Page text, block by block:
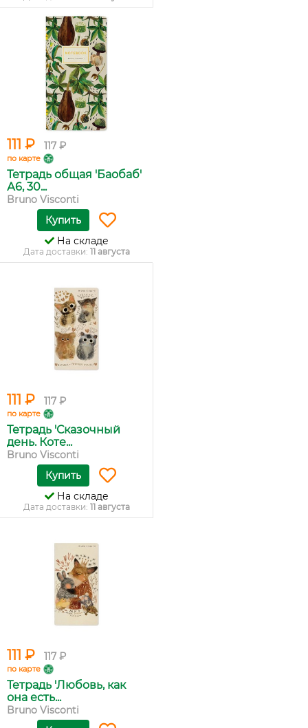
111 ₽ 117 ₽
по карте
Тетрадь общая 'Баобаб'
А6, 30...
Bruno Visconti
Купить
На складе
Дата доставки: 11 августа
111 ₽ 117 ₽
по карте
Тетрадь 'Сказочный
день. Коте...
Bruno Visconti
Купить
На складе
Дата доставки: 11 августа
111 ₽ 117 ₽
по карте
Тетрадь 'Любовь, как
она есть...
Bruno Visconti